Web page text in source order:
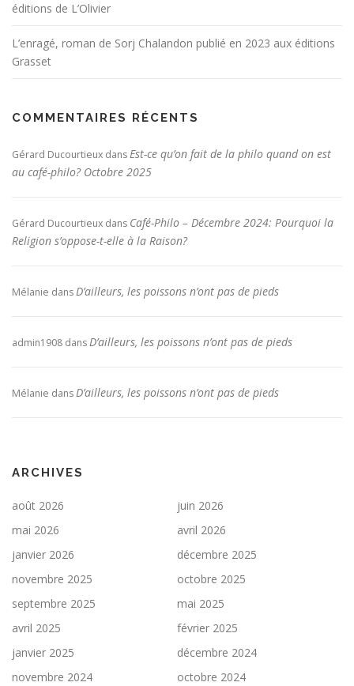
éditions de L’Olivier
L’enragé, roman de Sorj Chalandon publié en 2023 aux éditions
Grasset
COMMENTAIRES RÉCENTS
Gérard Ducourtieux dansEst-ce qu’on fait de la philo quand on est
au café-philo? Octobre 2025
Gérard Ducourtieux dans Café-Philo – Décembre 2024: Pourquoi la
Religion s’oppose-t-elle à la Raison?
Mélanie dansD’ailleurs, les poissons n’ont pas de pieds
admin1908 dansD’ailleurs, les poissons n’ont pas de pieds
Mélanie dansD’ailleurs, les poissons n’ont pas de pieds
ARCHIVES
août 2026
juin 2026
mai 2026
avril 2026
janvier 2026
décembre 2025
novembre 2025
octobre 2025
septembre 2025
mai 2025
avril 2025
février 2025
janvier 2025
décembre 2024
novembre 2024
octobre 2024